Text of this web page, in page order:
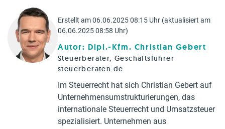
Erstellt am 06.06.2025 08:15 Uhr (aktualisiert am
06.06.2025 08:58 Uhr)
Autor: Dipl.-Kfm. Christian Gebert
Steuerberater, Geschäftsführer
steuerberaten.de
Im Steuerrecht hat sich Christian Gebert auf
Unternehmensumstrukturierungen, das
internationale Steuerrecht und Umsatzsteuer
spezialisiert. Unternehmen aus